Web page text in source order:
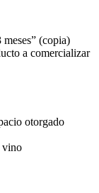
(copia)
a comercializar
otorgado
vino